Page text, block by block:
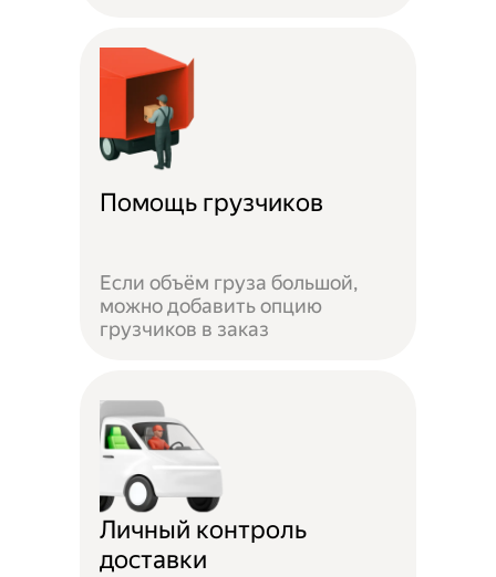
Помощь грузчиков
Если объём груза большой,
можно добавить опцию
грузчиков в заказ
Личный контроль
доставки